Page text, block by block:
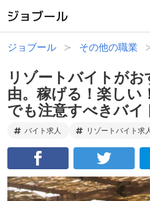
ジョブール その他の職業
リゾートバイトが
由。稼げる！楽しい
でも注意すべきバイ
バイト求人 リゾートバイト求人